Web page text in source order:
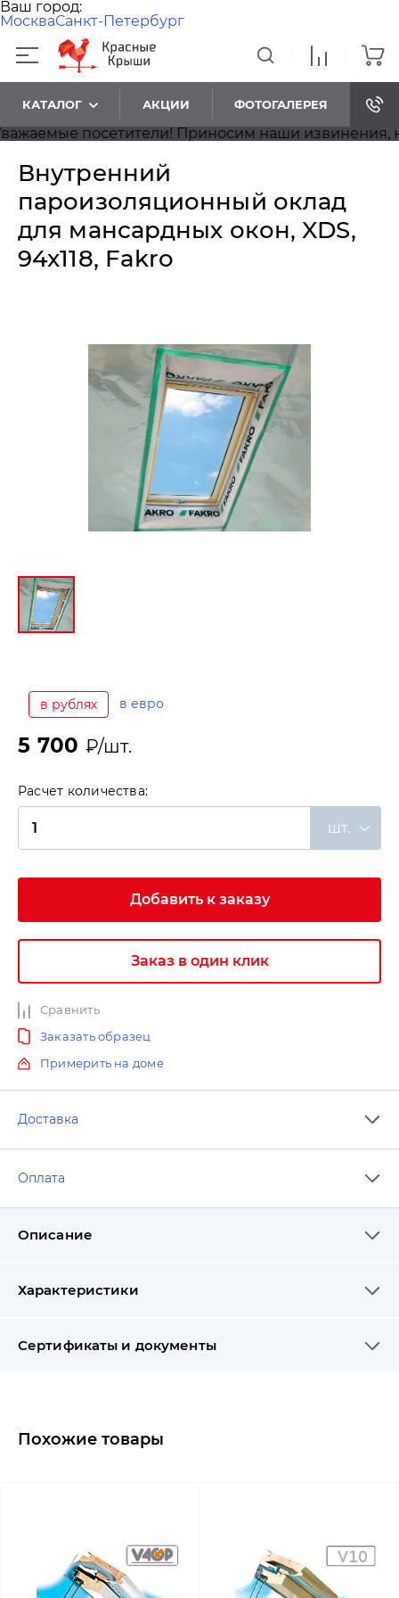
Ваш город:
МоскваСанкт-Петербург
КАТАЛОГ АКЦИИ ФОТОГАЛЕРЕЯ
посетители! Приносим наши извинения, на
Внутренний
пароизоляционный оклад
для мансардных окон, XDS,
94x118, Fakro
в рублях в евро
5 700 ₽/шт.
Расчет количества:
шт.
Добавить к заказу
Заказ в один клик
Сравнить
Заказать образец
Примерить на доме
Доставка
Оплата
Описание
Характеристики
Сертификаты и документы
Похожие товары